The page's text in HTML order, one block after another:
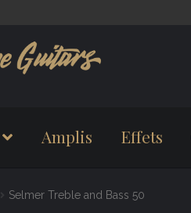
Amplis Effets
Selmer Treble and Bass 50